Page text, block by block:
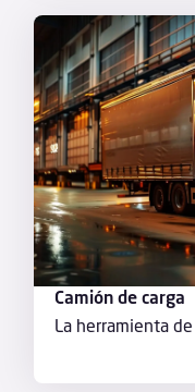
Camión de carga
La herramienta